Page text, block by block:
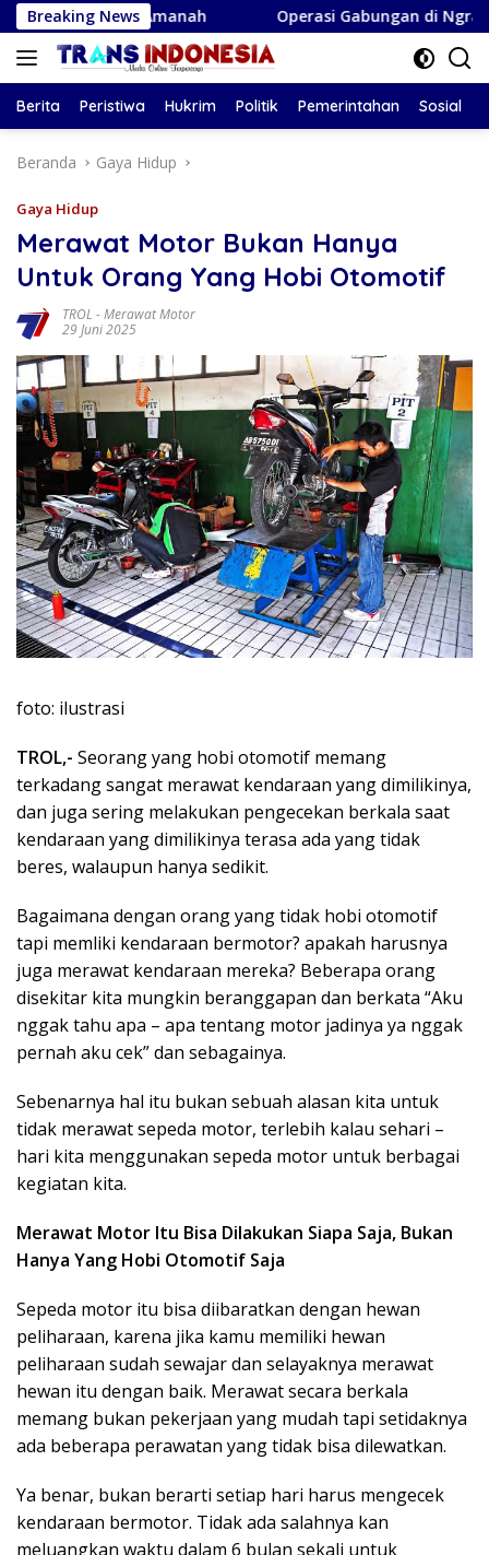
Langsung
ke
konten
Breaking News
Amanah Operasi Gabungan di Ngraho Nihil
Berita Peristiwa Hukrim Politik Pemerintahan Sosial
Beranda Gaya Hidup
Gaya Hidup
Merawat Motor Bukan Hanya
Untuk Orang Yang Hobi Otomotif
TROL -Merawat Motor
29 Juni 2025
foto: ilustrasi
TROL,- Seorang yang hobi otomotif memang
terkadang sangat merawat kendaraan yang dimilikinya,
dan juga sering melakukan pengecekan berkala saat
kendaraan yang dimilikinya terasa ada yang tidak
beres, walaupun hanya sedikit.
Bagaimana dengan orang yang tidak hobi otomotif
tapi memliki kendaraan bermotor? apakah harusnya
juga merawat kendaraan mereka? Beberapa orang
disekitar kita mungkin beranggapan dan berkata “Aku
nggak tahu apa – apa tentang motor jadinya ya nggak
pernah aku cek” dan sebagainya.
Sebenarnya hal itu bukan sebuah alasan kita untuk
tidak merawat sepeda motor, terlebih kalau sehari –
hari kita menggunakan sepeda motor untuk berbagai
kegiatan kita.
Merawat Motor Itu Bisa Dilakukan Siapa Saja, Bukan
Hanya Yang Hobi Otomotif Saja
Sepeda motor itu bisa diibaratkan dengan hewan
peliharaan, karena jika kamu memiliki hewan
peliharaan sudah sewajar dan selayaknya merawat
hewan itu dengan baik. Merawat secara berkala
memang bukan pekerjaan yang mudah tapi setidaknya
ada beberapa perawatan yang tidak bisa dilewatkan.
Ya benar, bukan berarti setiap hari harus mengecek
kendaraan bermotor. Tidak ada salahnya kan
meluangkan waktu dalam 6 bulan sekali untuk